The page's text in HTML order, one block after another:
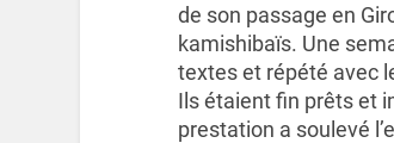
de son passage en
kamishibaïs. Une
textes et répété avec
Ils étaient fin prêts et
prestation a soulevé